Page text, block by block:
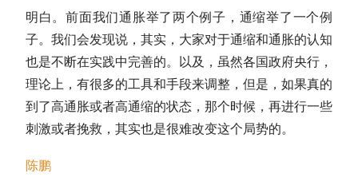
明白。前面我们通胀举了两个例子，通缩举了一个例
子。我们会发现说，其实，大家对于通缩和通胀的认知
也是不断在实践中完善的。以及，虽然各国政府央行，
理论上，有很多的工具和手段来调整，但是，如果真的
到了高通胀或者高通缩的状态，那个时候，再进行一些
刺激或者挽救，其实也是很难改变这个局势的。
陈鹏